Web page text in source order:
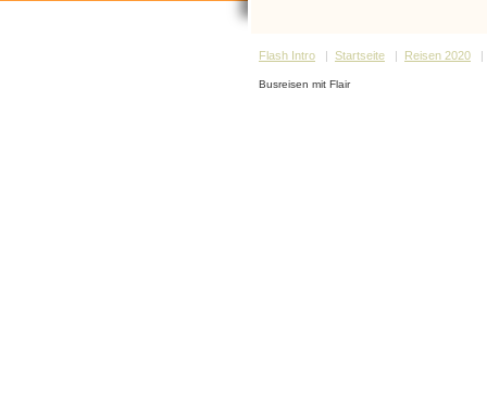
Flash Intro | Startseite | Reisen 2020
Busreisen mit Flair